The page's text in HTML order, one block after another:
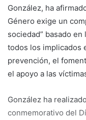
González, ha
Género exige un
sociedad” basado
todos los implicados
prevención, el
el apoyo a las
González ha
conmemorativo del